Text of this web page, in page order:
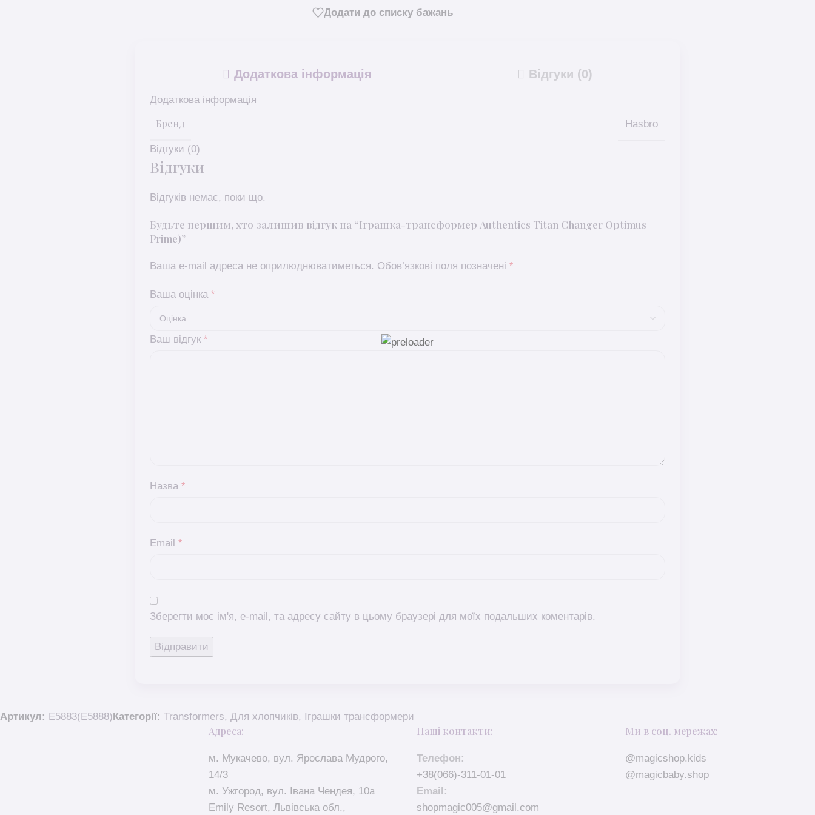
Додати до списку бажань
Додаткова інформація Відгуки (0)
Додаткова інформація
Бренд Hasbro
Відгуки (0)
Відгуки
Відгуків немає, поки що.
Будьте першим, хто залишив відгук на “Іграшка-трансформер Authentics Titan Changer Optimus
Prime)”
Ваша e-mail адреса не оприлюднюватиметься. Обов’язкові поля позначені *
Ваша оцінка *
Ваш відгук *
Назва *
Email *
Зберегти моє ім'я, e-mail, та адресу сайту в цьому браузері для моїх подальших коментарів.
Артикул: E5883(E5888)Категорії: Transformers, Для хлопчиків, Іграшки трансформери
Адреса:
м. Мукачево, вул. Ярослава Мудрого,
14/3
м. Ужгород, вул. Івана Чендея, 10а
Emily Resort, Львівська обл.,
Наші контакти:
Телефон:
+38(066)-311-01-01
Email:
shopmagic005@gmail.com
Ми в соц. мережах:
@magicshop.kids
@magicbaby.shop